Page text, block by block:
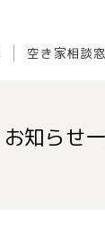
空き家相談
お知らせ